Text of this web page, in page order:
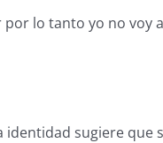
lo tanto yo no voy
sugiere que